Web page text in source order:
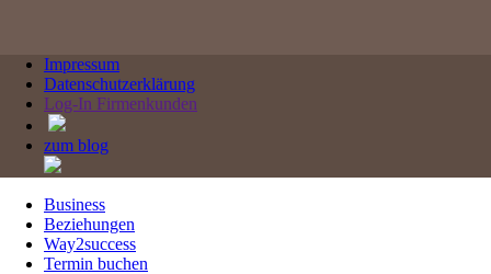
Impressum
Datenschutzerklärung
Log-In Firmenkunden
zum blog
Business
Beziehungen
Way2success
Termin buchen